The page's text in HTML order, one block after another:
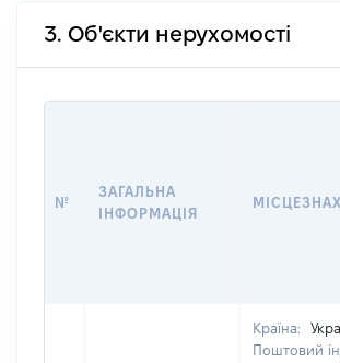
3. Об'єкти нерухомості
№
ЗАГАЛЬНА
ІНФОРМАЦІЯ
Країна:
Поштовий